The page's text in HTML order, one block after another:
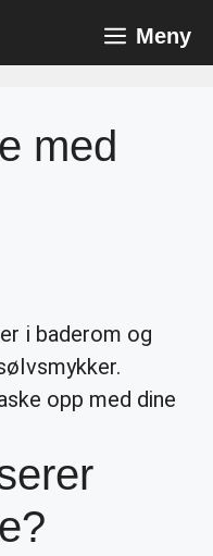
Meny
med
i baderom og
opp med dine